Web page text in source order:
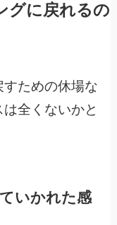
グに戻れるの
ための休場な
全くないかと
いかれた感